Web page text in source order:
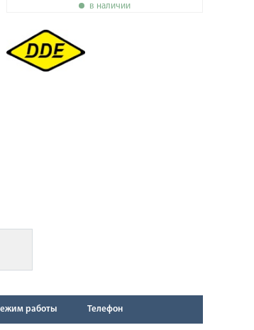
в наличии
работы Телефон